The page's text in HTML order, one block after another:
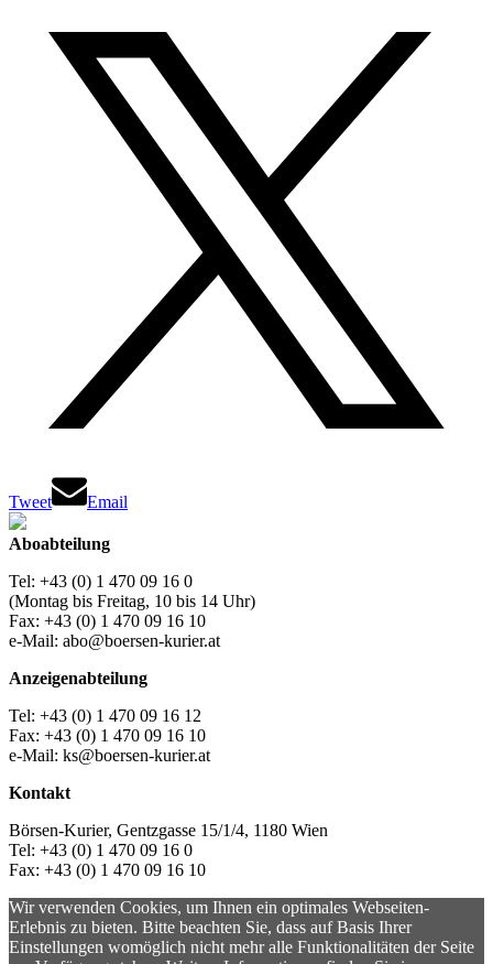
Tweet Email
Aboabteilung
Tel: +43 (0) 1 470 09 16 0
(Montag bis Freitag, 10 bis 14 Uhr)
Fax: +43 (0) 1 470 09 16 10
e-Mail: abo@boersen-kurier.at
Anzeigenabteilung
Tel: +43 (0) 1 470 09 16 12
Fax: +43 (0) 1 470 09 16 10
e-Mail: ks@boersen-kurier.at
Kontakt
Börsen-Kurier, Gentzgasse 15/1/4, 1180 Wien
Tel: +43 (0) 1 470 09 16 0
Fax: +43 (0) 1 470 09 16 10
Wir verwenden Cookies, um Ihnen ein optimales Webseiten-
Erlebnis zu bieten. Bitte beachten Sie, dass auf Basis Ihrer
Einstellungen womöglich nicht mehr alle Funktionalitäten der Seite